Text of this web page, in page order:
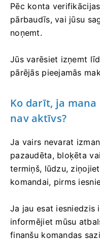
Pēc konta
pārbaudīs, vai jūsu
noņemt.
Jūs varēsiet izņemt
pārējās pieejamās
Ko darīt, ja
nav aktīvs?
Ja vairs nevarat
pazaudēta, bloķēta
termiņš, lūdzu,
komandai, pirms
Ja jau esat iesniedzis
informējiet mūsu
finanšu komandas